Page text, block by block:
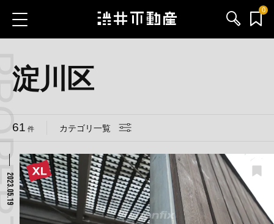
0
渋井不動産のメンバー
会社情報
淀川区
61 件 カテゴリ一覧
2023.05.19